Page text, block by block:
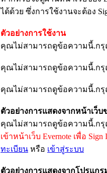
ได้ด้วย ซึ่งการใช้งานจะต้อง
ตัวอย่างการใช้งาน
คุณไม่สามารถดูข้อความนี้.ก
คุณไม่สามารถดูข้อความนี้.ก
คุณไม่สามารถดูข้อความนี้.ก
ตัวอย่างการแสดงจากหน้าเว็บ
คุณไม่สามารถดูข้อความนี้.ก
เข้าหน้าเว็บ Evernote เพื่อ
ทะเบียน หรือ เข้าสู่ระบบ
ตัวอย่างการแสดงจากโปรแกร